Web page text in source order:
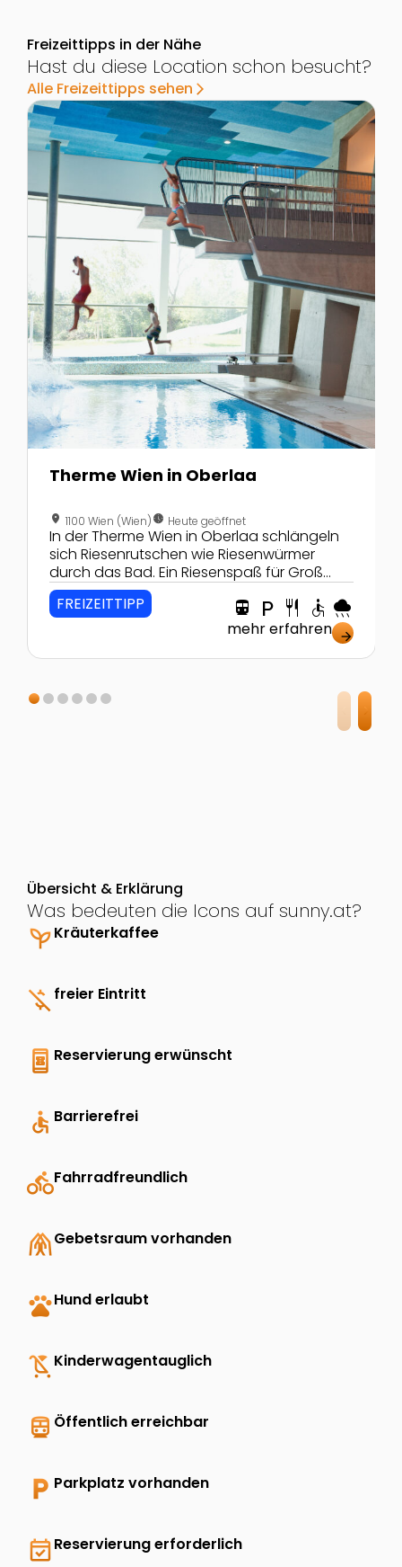
Freizeittipps in der Nähe
Hast du diese Location schon besucht?
Alle Freizeittipps sehen arrow_forward_ios
Zur Detailseite von Therme Wien in Oberlaa
Therme Wien in Oberlaa
location_on 1100 Wien (Wien)nest_clock_farsight_analog Heute geöffnet
In der Therme Wien in Oberlaa schlängeln
sich Riesenrutschen wie Riesenwürmer
durch das Bad. Ein Riesenspaß für Groß
und Klein!
FREIZEITTIPP directions_transit local_parking restaurant accessible rainy
mehr erfahren arrow_forward
Übersicht & Erklärung
Was bedeuten die Icons auf sunny.at?
psychiatryKräuterkaffee
money_off freier Eintritt
book_online Reservierung erwünscht
accessible Barrierefrei
directions_bikeFahrradfreundlich
folded_handsGebetsraum vorhanden
petsHund erlaubt
child_friendly Kinderwagentauglich
directions_transit Öffentlich erreichbar
local_parking Parkplatz vorhanden
event_availableReservierung erforderlich